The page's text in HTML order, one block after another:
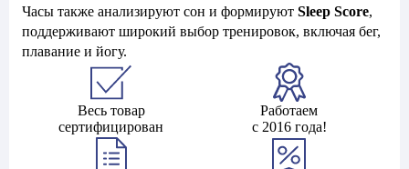
Часы также анализируют сон и формируют Sleep Score,
поддерживают широкий выбор тренировок, включая бег,
плавание и йогу.
Весь товар
сертифицирован
Работаем
с 2016 года!